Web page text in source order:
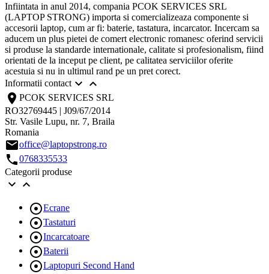
Infiintata in anul 2014, compania PCOK SERVICES SRL
(LAPTOP STRONG) importa si comercializeaza componente si
accesorii laptop, cum ar fi: baterie, tastatura, incarcator. Incercam sa
aducem un plus pietei de comert electronic romanesc oferind servicii
si produse la standarde internationale, calitate si profesionalism, fiind
orientati de la inceput pe client, pe calitatea serviciilor oferite
acestuia si nu in ultimul rand pe un pret corect.
Informatii contact 
location_on PCOK SERVICES SRL
RO32769445 | J09/67/2014
Str. Vasile Lupu, nr. 7, Braila
Romania
emailoffice@laptopstrong.ro
call0768335533
Categorii produse
 
Ecrane
Tastaturi
Incarcatoare
Baterii
Laptopuri Second Hand